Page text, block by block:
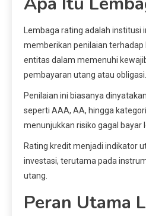
Lembaga rating adalah institusi
memberikan penilaian
entitas dalam memenuhi
pembayaran utang atau obligasi.
Penilaian ini biasanya
seperti AAA, AA, hingga
menunjukkan risiko gagal bayar
Rating kredit menjadi indikator
investasi, terutama pada
utang.
Peran Utama